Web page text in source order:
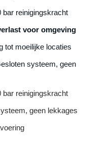
bar reinigingskracht
voor omgeving
tot moeilijke locaties
systeem, geen
bar reinigingskracht
geen lekkages